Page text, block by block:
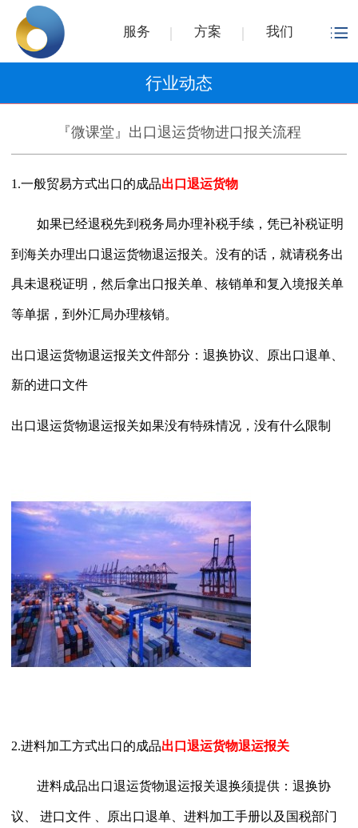
服务 方案 我们
行业动态
『微课堂』出口退运货物进口报关流程
1.一般贸易方式出口的成品出口退运货物
如果已经退税先到税务局办理补税手续，凭已补税证明
到海关办理出口退运货物退运报关。没有的话，就请税务出
具未退税证明，然后拿出口报关单、核销单和复入境报关单
等单据，到外汇局办理核销。
出口退运货物退运报关文件部分：退换协议、原出口退单、
新的进口文件
出口退运货物退运报关如果没有特殊情况，没有什么限制
2.进料加工方式出口的成品出口退运货物退运报关
进料成品出口退运货物退运报关退换须提供：退换协
议、 进口文件 、原出口退单、进料加工手册以及国税部门